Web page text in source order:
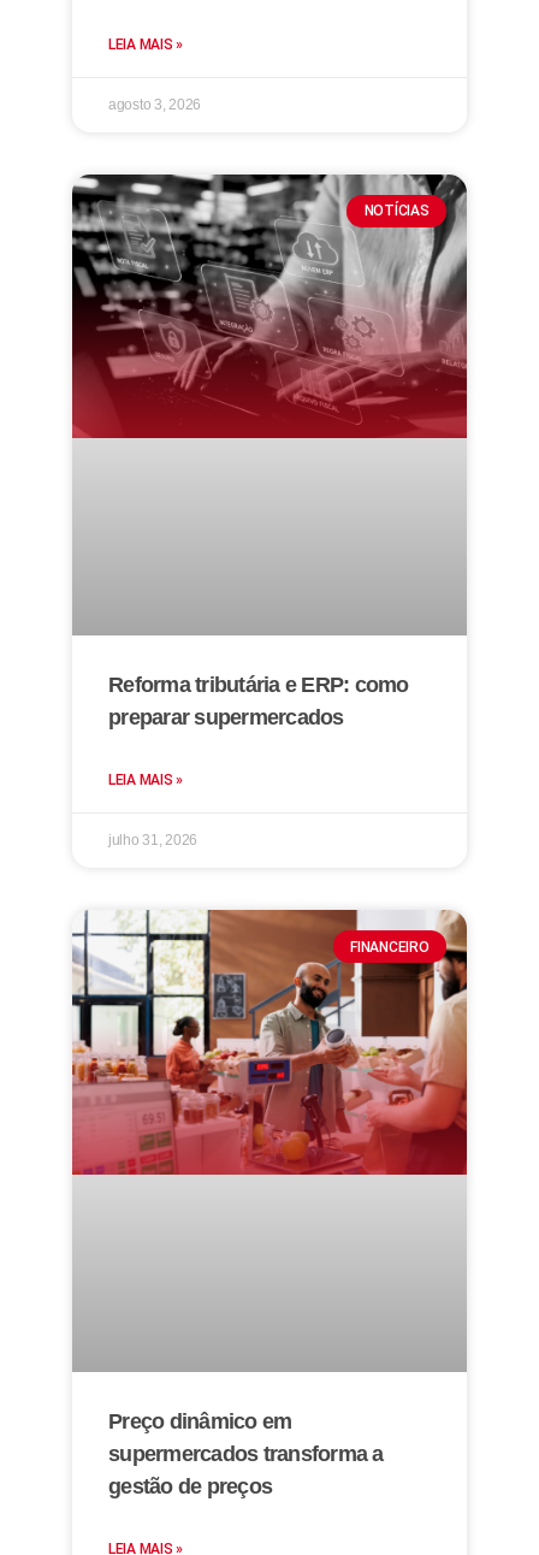
LEIA MAIS »
agosto 3, 2026
NOTÍCIAS
Reforma tributária e ERP: como
preparar supermercados
LEIA MAIS »
julho 31, 2026
FINANCEIRO
Preço dinâmico em
supermercados transforma a
gestão de preços
LEIA MAIS »